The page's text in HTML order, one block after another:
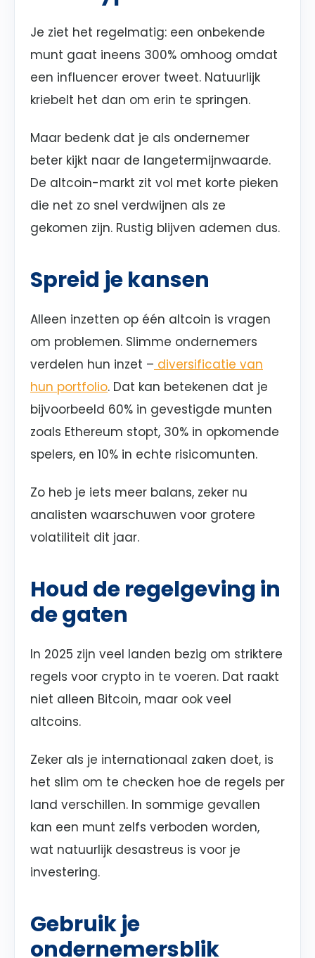
Je ziet het regelmatig: een onbekende
munt gaat ineens 300% omhoog omdat
een influencer erover tweet. Natuurlijk
kriebelt het dan om erin te springen.
Maar bedenk dat je als ondernemer
beter kijkt naar de langetermijnwaarde.
De altcoin-markt zit vol met korte pieken
die net zo snel verdwijnen als ze
gekomen zijn. Rustig blijven ademen dus.
Spreid je kansen
Alleen inzetten op één altcoin is vragen
om problemen. Slimme ondernemers
verdelen hun inzet – diversificatie van
hun portfolio. Dat kan betekenen dat je
bijvoorbeeld 60% in gevestigde munten
zoals Ethereum stopt, 30% in opkomende
spelers, en 10% in echte risicomunten.
Zo heb je iets meer balans, zeker nu
analisten waarschuwen voor grotere
volatiliteit dit jaar.
Houd de regelgeving in
de gaten
In 2025 zijn veel landen bezig om striktere
regels voor crypto in te voeren. Dat raakt
niet alleen Bitcoin, maar ook veel
altcoins.
Zeker als je internationaal zaken doet, is
het slim om te checken hoe de regels per
land verschillen. In sommige gevallen
kan een munt zelfs verboden worden,
wat natuurlijk desastreus is voor je
investering.
Gebruik je
ondernemersblik